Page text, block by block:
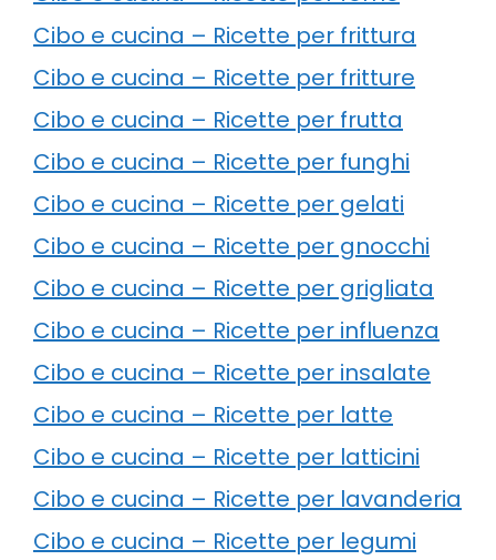
Cibo e cucina – Ricette per frittura
Cibo e cucina – Ricette per fritture
Cibo e cucina – Ricette per frutta
Cibo e cucina – Ricette per funghi
Cibo e cucina – Ricette per gelati
Cibo e cucina – Ricette per gnocchi
Cibo e cucina – Ricette per grigliata
Cibo e cucina – Ricette per influenza
Cibo e cucina – Ricette per insalate
Cibo e cucina – Ricette per latte
Cibo e cucina – Ricette per latticini
Cibo e cucina – Ricette per lavanderia
Cibo e cucina – Ricette per legumi